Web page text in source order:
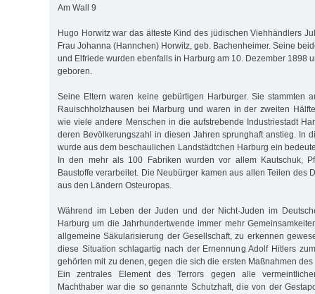
Am Wall 9
Hugo Horwitz war das älteste Kind des jüdischen Viehhändlers
Frau Johanna (Hannchen) Horwitz, geb. Bachenheimer. Seine
und Elfriede wurden ebenfalls in Harburg am 10. Dezember 1898
geboren.
Seine Eltern waren keine gebürtigen Harburger. Sie stammten
Rauischholzhausen bei Marburg und waren in der zweiten
wie viele andere Menschen in die aufstrebende Industriestadt
deren Bevölkerungszahl in diesen Jahren sprunghaft anstieg. In
wurde aus dem beschaulichen Landstädtchen Harburg ein
In den mehr als 100 Fabriken wurden vor allem Kautschuk,
Baustoffe verarbeitet. Die Neubürger kamen aus allen Teilen des
aus den Ländern Osteuropas.
Während im Leben der Juden und der Nicht-Juden im
Harburg um die Jahrhundertwende immer mehr
allgemeine Säkularisierung der Gesellschaft, zu erkennen
diese Situation schlagartig nach der Ernennung Adolf Hitlers
gehörten mit zu denen, gegen die sich die ersten Maßnahmen
Ein zentrales Element des Terrors gegen alle
Machthaber war die so genannte Schutzhaft, die von der